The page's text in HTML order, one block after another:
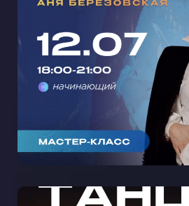
ХОП С АНЕЙ